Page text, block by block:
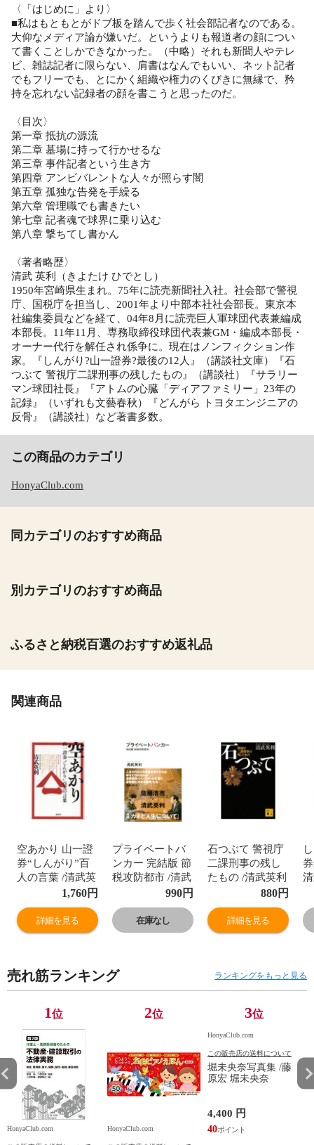
〈「はじめに」より〉
■私はもともとがドブ板を踏んで歩く社会部記者なのである。
大仰なメディア論が嫌いだ。というよりも報道者の顔につい
て書くことしかできなかった。（中略）それも新聞人やテレ
ビ、雑誌記者に限らない、肩書はなんでもいい、ネット記者
でもフリーでも、とにかく組織や権力のくびきに無縁で、矜
持を忘れない記録者の顔を書こうと思ったのだ。
〈目次〉
第一章 抵抗の源流
第二章 墓場に持って行かせるな
第三章 事件記者という生き方
第四章 アンビバレントな人々が照らす闇
第五章 孤独な告発を手繰る
第六章 管理職でも書きたい
第七章 記者魂で球界に乗り込む
第八章 撃ちてし書かん
〈著者略歴〉
清武 英利（きよたけ ひでとし）
1950年宮崎県生まれ。75年に読売新聞社入社。社会部で警視
庁、国税庁を担当し、2001年より中部本社社会部長。東京本
社編集委員などを経て、04年8月に読売巨人軍球団代表兼編成
本部長。11年11月、専務取締役球団代表兼GM・編成本部長・
オーナー代行を解任され係争に。現在はノンフィクション作
家。『しんがり?山一證券?最後の12人』（講談社文庫）『石
つぶて 警視庁二課刑事の残したもの』（講談社）『サラリー
マン球団社長』『アトムの心臓「ディアファミリー」23年の
記録』（いずれも文藝春秋）『どんがら トヨタエンジニアの
反骨』（講談社）など著書多数。
この商品のカテゴリ
HonyaClub.com
同カテゴリのおすすめ商品
別カテゴリのおすすめ商品
ふるさと納税百選のおすすめ返礼品
関連商品
空あかり 山一證
券“しんがり”百
人の言葉 /清武英
1,760円
詳細を見る
プライベートバ
ンカー 完結版 節
税攻防都市 /清武
990円
在庫なし
石つぶて 警視庁
二課刑事の残し
たもの /清武英利
880円
詳細を見る
売れ筋ランキング ランキングをもっと見る
1位
HonyaClub.com
2位
HonyaClub.com
3位
HonyaClub.com
この販売店の送料について
堀未央奈写真集 /藤
原宏 堀未央奈
4,400 円
40